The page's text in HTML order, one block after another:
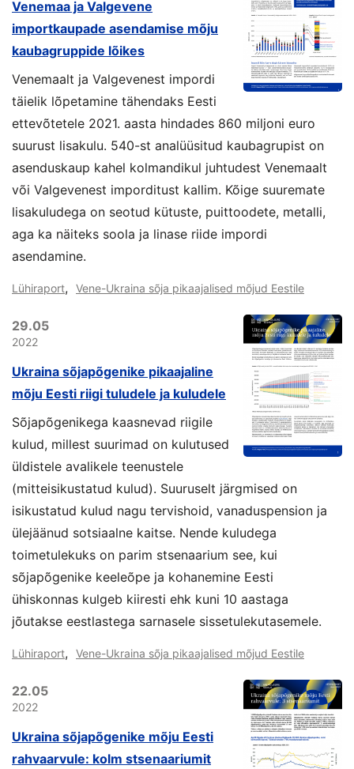
Venemaa ja Valgevene
importkaupade asendamise mõju
kaubagruppide lõikes
Venemaalt ja Valgevenest impordi
täielik lõpetamine tähendaks Eesti
ettevõtetele 2021. aasta hindades 860 miljoni euro
suurust lisakulu. 540-st analüüsitud kaubagrupist on
asenduskaup kahel kolmandikul juhtudest Venemaalt
või Valgevenest imporditust kallim. Kõige suuremate
lisakuludega on seotud kütuste, puittoodete, metalli,
aga ka näiteks soola ja linase riide impordi
asendamine.
Lühiraport, Vene-Ukraina sõja pikaajalised mõjud Eestile
29.05
2022
Ukraina sõjapõgenike pikaajaline
mõju Eesti riigi tuludele ja kuludele
Sõjapõgenikega kaasnevad riigile
kulud, millest suurimad on kulutused
üldistele avalikele teenustele
(mitteisikustatud kulud). Suuruselt järgmised on
isikustatud kulud nagu tervishoid, vanaduspension ja
ülejäänud sotsiaalne kaitse. Nende kuludega
toimetulekuks on parim stsenaarium see, kui
sõjapõgenike keeleõpe ja kohanemine Eesti
ühiskonnas kulgeb kiiresti ehk kuni 10 aastaga
jõutakse eestlastega sarnasele sissetulekutasemele.
Lühiraport, Vene-Ukraina sõja pikaajalised mõjud Eestile
22.05
2022
Ukraina sõjapõgenike mõju Eesti
rahvaarvule: kolm stsenaariumit